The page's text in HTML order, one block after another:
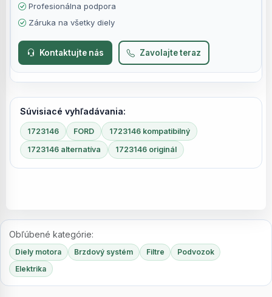
Profesionálna podpora
Záruka na všetky diely
Kontaktujte nás Zavolajte teraz
Súvisiacé vyhľadávania:
1723146 FORD 1723146 kompatibilný
1723146 alternatíva 1723146 originál
Obľúbené kategórie:
Diely motora Brzdový systém Filtre
Podvozok
Elektrika